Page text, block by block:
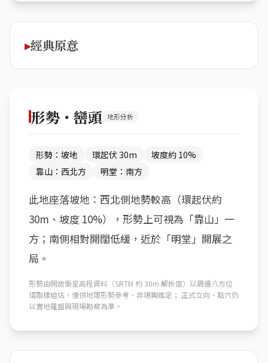
經典原意
形勢・巒頭 地形分析
形勢：坡地 環起伏 30m
坡度約 10%
靠山：西北方
明堂：南方
此地座落坡地：西北側地勢較高（環起伏約
30m、坡度 10%），形勢上可視為「靠山」一
方；南側相對開闊低緩，近於「明堂」開展之
局。
形勢由開放衛星高程資料（SRTM 約 30m 解析度）以周邊八方位
環取樣粗估，僅供地理形勢參考、非堪輿鑑定； 正式立向、點穴仍
以實地羅盤與現場勘察為準。